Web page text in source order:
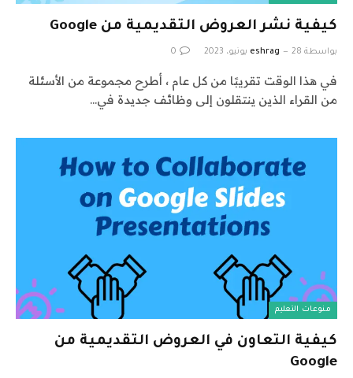
كيفية نشر العروض التقديمية من Google
بواسطة eshrag 28 يونيو، 2023 0
في هذا الوقت تقريبًا من كل عام ، أطرح مجموعة من الأسئلة
من القراء الذين ينتقلون إلى وظائف جديدة في…
منوعات التعليم
كيفية التعاون في العروض التقديمية من
Google